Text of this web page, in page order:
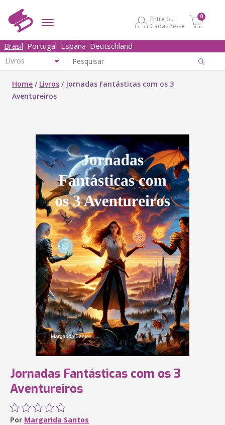
Entre ou
Cadastre-se
0
Brasil Portugal España Deutschland
Home / Livros / Jornadas Fantásticas com os 3
Aventureiros
Jornadas Fantásticas com os 3
Aventureiros
Por Margarida Santos